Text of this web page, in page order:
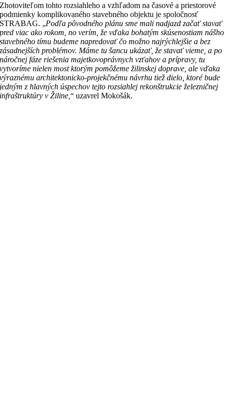
Zhotoviteľom tohto rozsiahleho a vzhľadom na časové a priestorové
podmienky komplikovaného stavebného objektu je spoločnosť
STRABAG. „Podľa pôvodného plánu sme mali nadjazd začať stavať
pred viac ako rokom, no verím, že vďaka bohatým skúsenostiam nášho
stavebného tímu budeme napredovať čo možno najrýchlejšie a bez
zásadnejších problémov. Máme tu šancu ukázať, že stavať vieme, a po
náročnej fáze riešenia majetkovoprávnych vzťahov a prípravy, tu
vytvoríme nielen most ktorým pomôžeme žilinskej doprave, ale vďaka
výraznému architektonicko-projekčnému návrhu tiež dielo, ktoré bude
jedným z hlavných úspechov tejto rozsiahlej rekonštrukcie železničnej
infraštruktúry v Žiline,“ uzavrel Mokošák.